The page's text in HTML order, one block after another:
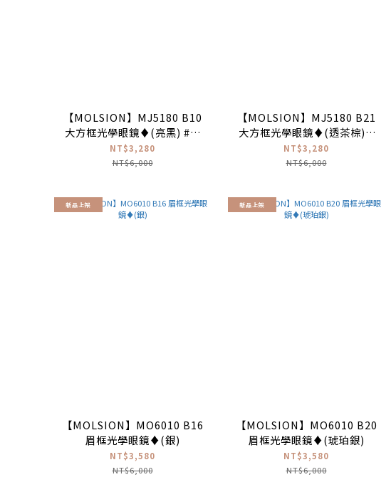
【MOLSION】MJ5180 B10
大方框光學眼鏡♦(亮黑) #張
凌赫同款 #宋雨琦同款
NT$3,280
NT$6,000
【MOLSION】MJ5180 B21
大方框光學眼鏡♦(透茶棕) #
張凌赫同款
NT$3,280
NT$6,000
新品上架
【MOLSION】MO6010 B16
眉框光學眼鏡♦(銀)
NT$3,580
NT$6,000
新品上架
【MOLSION】MO6010 B20
眉框光學眼鏡♦(琥珀銀)
NT$3,580
NT$6,000